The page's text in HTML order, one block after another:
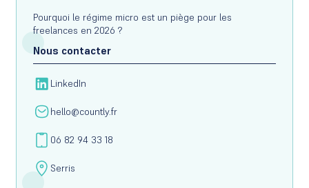
Pourquoi le régime micro est un piège pour les
freelances en 2026 ?
Nous contacter
LinkedIn
hello@countly.fr
06 82 94 33 18
Serris